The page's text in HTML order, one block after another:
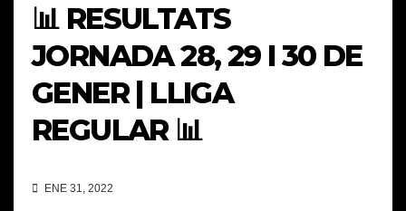
📊 RESULTATS
JORNADA 28, 29 I 30 DE
GENER | LLIGA
REGULAR 📊
ENE 31, 2022